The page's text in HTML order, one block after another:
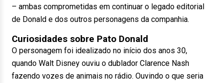
– ambas comprometidas em continuar o legado editorial
de Donald e dos outros personagens da companhia.
Curiosidades sobre Pato Donald
O personagem foi idealizado no início dos anos 30,
quando Walt Disney ouviu o dublador Clarence Nash
fazendo vozes de animais no rádio. Ouvindo o que seria